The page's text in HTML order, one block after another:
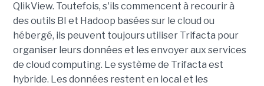
QlikView. Toutefois, s'ils commencent à recourir à
des outils BI et Hadoop basées sur le cloud ou
hébergé, ils peuvent toujours utiliser Trifacta pour
organiser leurs données et les envoyer aux services
de cloud computing. Le système de Trifacta est
hybride. Les données restent en local et les